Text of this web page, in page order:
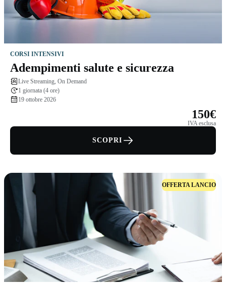
CORSI INTENSIVI
Adempimenti salute e sicurezza
Live Streaming, On Demand
1 giornata (4 ore)
19 ottobre 2026
150€
IVA esclusa
SCOPRI
OFFERTA LANCIO